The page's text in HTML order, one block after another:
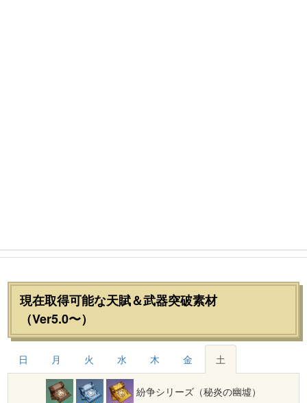
現在取得可能な天賦＆武器突破素材
（Ver5.0〜）
日 月 火 水 木 金 土
紛争シリーズ（秘炎の幽墟）